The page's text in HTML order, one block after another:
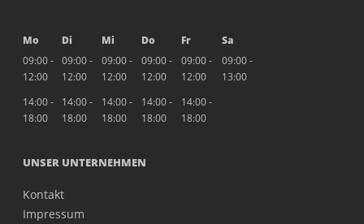
Mo Di Mi Do Fr
Sa
09:00 -
12:00
09:00 -
12:00
09:00 -
12:00
09:00 -
12:00
09:00 -
12:00
09:00 -
13:00
14:00 -
18:00
14:00 -
18:00
14:00 -
18:00
14:00 -
18:00
14:00 -
18:00
UNSER UNTERNEHMEN
Kontakt
Impressum